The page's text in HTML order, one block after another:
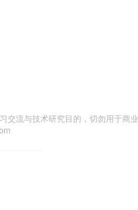
交流与技术研究目的，切勿用于商